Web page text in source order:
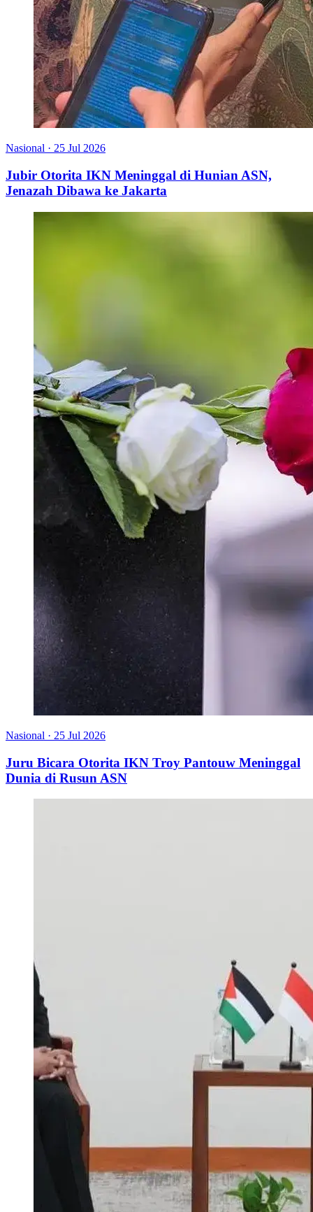
Nasional · 25 Jul 2026
Jubir Otorita IKN Meninggal di Hunian ASN,
Jenazah Dibawa ke Jakarta
Nasional · 25 Jul 2026
Juru Bicara Otorita IKN Troy Pantouw Meninggal
Dunia di Rusun ASN